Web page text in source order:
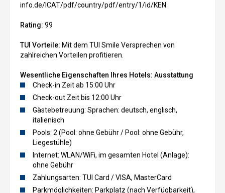
info.de/ICAT/pdf/country/pdf/entry/1/id/KEN
Rating: 99
TUI Vorteile: Mit dem TUI Smile Versprechen von
zahlreichen Vorteilen profitieren.
Wesentliche Eigenschaften Ihres Hotels: Ausstattung
Check-in Zeit ab 15:00 Uhr
Check-out Zeit bis 12:00 Uhr
Gästebetreuung: Sprachen: deutsch, englisch,
italienisch
Pools: 2 (Pool: ohne Gebühr / Pool: ohne Gebühr,
Liegestühle)
Internet: WLAN/WiFi, im gesamten Hotel (Anlage):
ohne Gebühr
Zahlungsarten: TUI Card / VISA, MasterCard
Parkmöglichkeiten: Parkplatz (nach Verfügbarkeit),